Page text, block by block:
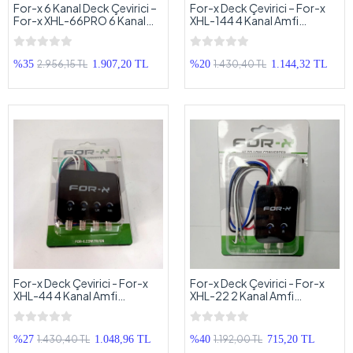
For-x 6 Kanal Deck Çevirici –
For-x XHL-66PRO 6 Kanal
Amfi Dönüştürücü – Orjinal
Teybe Amfi Aparatı
%35 2.956,15 TL 1.907,20 TL
For-x Deck Çevirici – For-x
XHL-144 4 Kanal Amfi
Dönüştürücü - Orjinal Teybe
Amfi Aparatı
%20 1.430,40 TL 1.144,32 TL
For-x Deck Çevirici - For-x
XHL-44 4 Kanal Amfi
Dönüştürücü
%27 1.430,40 TL 1.048,96 TL
For-x Deck Çevirici - For-x
XHL-22 2 Kanal Amfi
Dönüştürücü
%40 1.192,00 TL 715,20 TL